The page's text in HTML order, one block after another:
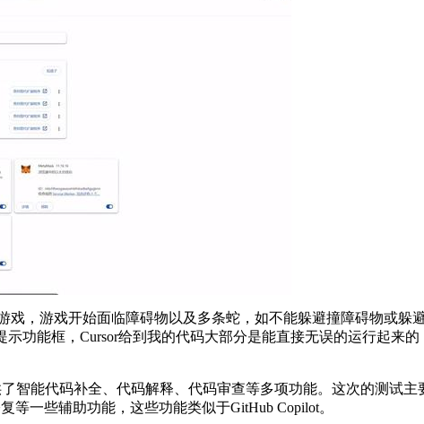
游戏开始面临障碍物以及多条蛇，如不能躲避撞障碍物或躲
功能框，Cursor给到我的代码大部分是能直接无误的运行起来
能代码补全、代码解释、代码审查等多项功能。这次的测试主
一些辅助功能，这些功能类似于GitHub Copilot。